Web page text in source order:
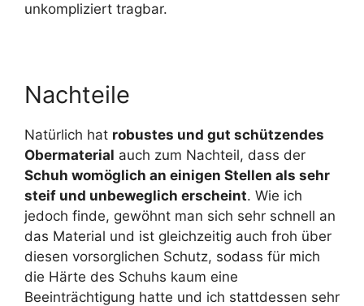
unkompliziert tragbar.
Nachteile
Natürlich hat robustes und gut schützendes
Obermaterial auch zum Nachteil, dass der
Schuh womöglich an einigen Stellen als sehr
steif und unbeweglich erscheint. Wie ich
jedoch finde, gewöhnt man sich sehr schnell an
das Material und ist gleichzeitig auch froh über
diesen vorsorglichen Schutz, sodass für mich
die Härte des Schuhs kaum eine
Beeinträchtigung hatte und ich stattdessen sehr